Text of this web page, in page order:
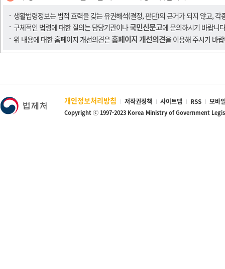
생활법령정보는 법적 효력을 갖는 유권해석(결정, 판단)의 근거가 되지 않고,
구체적인 법령에 대한 질의는 담당기관이나국민신문고에 문의하시기 바랍니
위 내용에 대한 홈페이지 개선의견은홈페이지 개선의견을 이용해 주시기 바
개인정보처리방침 저작권정책 사이트맵 RSS 모바
Copyright ⓒ 1997-2023 Korea Ministry of Government